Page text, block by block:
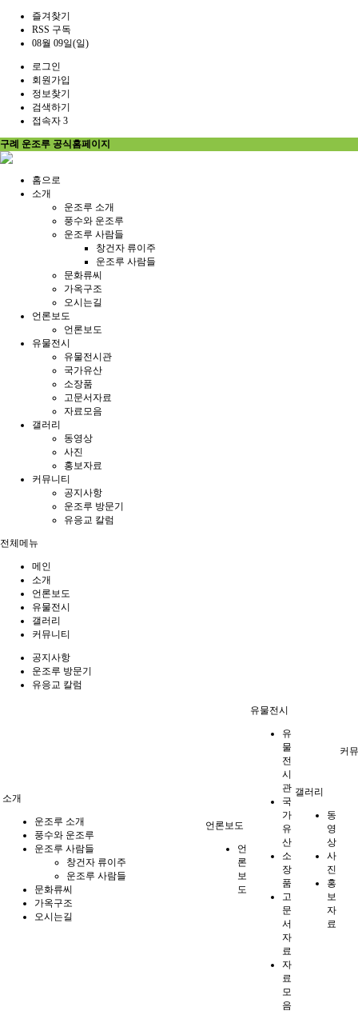
즐겨찾기
RSS 구독
08월 09일(일)
로그인
회원가입
정보찾기
검색하기
접속자 3
구례 운조루 공식홈페이지
홈으로
소개
운조루 소개
풍수와 운조루
운조루 사람들
창건자 류이주
운조루 사람들
문화류씨
가옥구조
오시는길
언론보도
언론보도
유물전시
유물전시관
국가유산
소장품
고문서자료
자료모음
갤러리
동영상
사진
홍보자료
커뮤니티
공지사항
운조루 방문기
유응교 칼럼
전체메뉴
메인
소개
언론보도
유물전시
갤러리
커뮤니티
공지사항
운조루 방문기
유응교 칼럼
소개
운조루 소개
풍수와 운조루
운조루 사람들
창건자 류이주
운조루 사람들
문화류씨
가옥구조
오시는길
언론보도
언
론
보
도
유물전시
유
물
전
시
관
국
가
유
산
소
장
품
고
문
서
자
료
자
료
모
음
갤러리
동
영
상
사
진
홍
보
자
료
커